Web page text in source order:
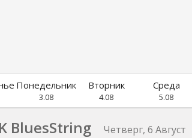
Понедельник
3.08
Вторник
4.08
Среда
5.08
BluesString Четверг, 6 Август